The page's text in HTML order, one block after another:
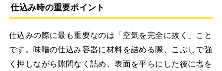
仕込み時の重要ポイント
仕込みの際に最も重要なのは「空気を完全に抜く」こと
です。味噌の仕込み容器に材料を詰める際、こぶしで強
く押しながら隙間なく詰め、表面を平らにした後に塩を